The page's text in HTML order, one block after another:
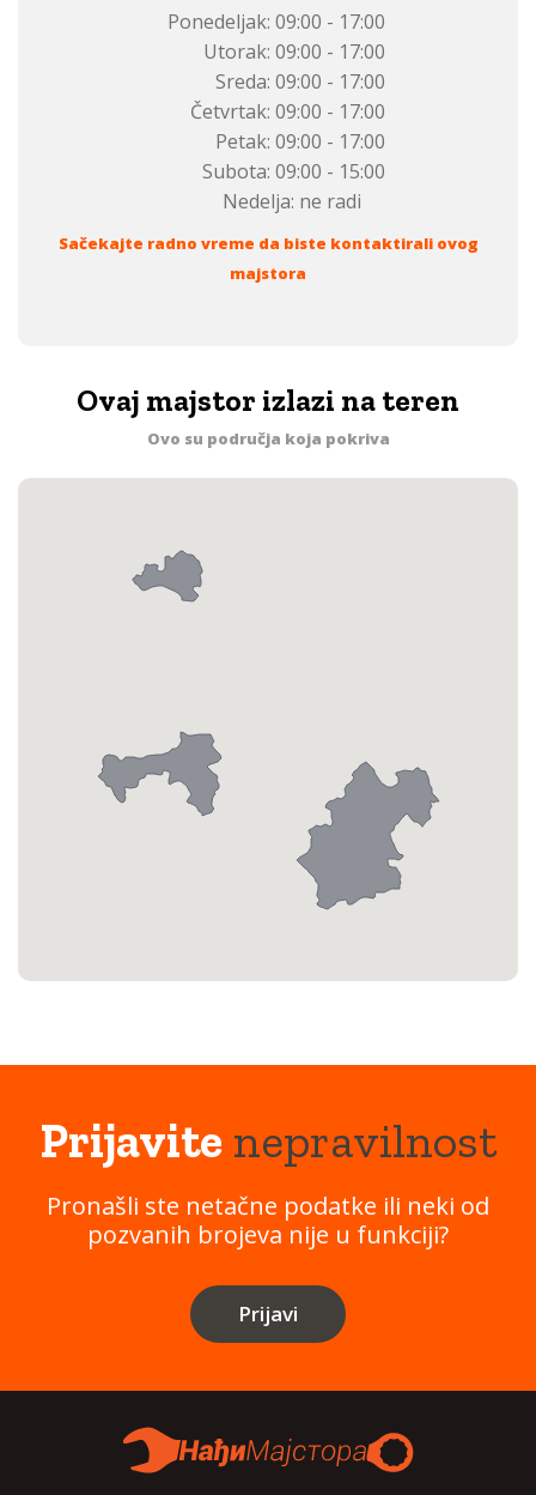
Ponedeljak: 09:00 - 17:00
Utorak: 09:00 - 17:00
Sreda: 09:00 - 17:00
Četvrtak: 09:00 - 17:00
Petak: 09:00 - 17:00
Subota: 09:00 - 15:00
Nedelja: ne radi
Sačekajte radno vreme da biste kontaktirali ovog
majstora
Ovaj majstor izlazi na teren
Ovo su područja koja pokriva
Prijavitenepravilnost
Pronašli ste netačne podatke ili neki od
pozvanih brojeva nije u funkciji?
Prijavi